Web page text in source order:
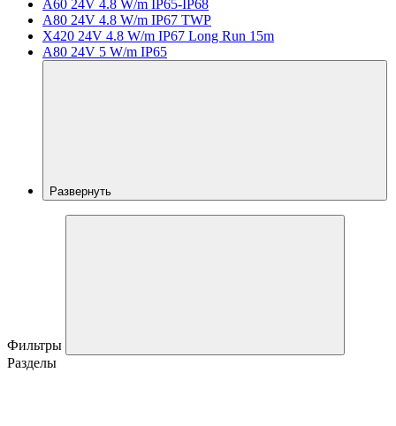
A60 24V 4.8 W/m IP65-IP68
A80 24V 4.8 W/m IP67 TWP
X420 24V 4.8 W/m IP67 Long Run 15m
A80 24V 5 W/m IP65
Развернуть
Фильтры
Разделы